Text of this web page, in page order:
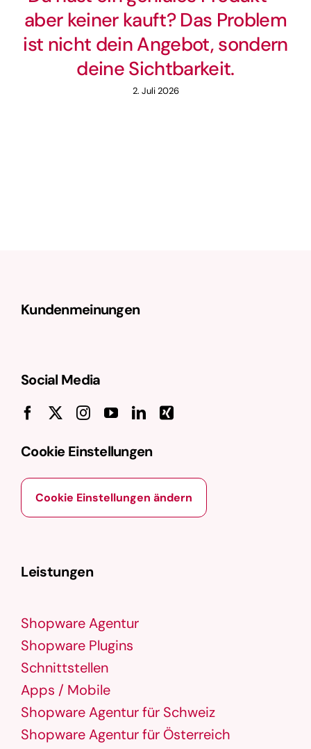
aber keiner kauft? Das Problem
ist nicht dein Angebot, sondern
deine Sichtbarkeit.
2. Juli 2026
Kundenmeinungen
Social Media
Cookie Einstellungen
Cookie Einstellungen ändern
Leistungen
Shopware Agentur
Shopware Plugins
Schnittstellen
Apps / Mobile
Shopware Agentur für Schweiz
Shopware Agentur für Österreich